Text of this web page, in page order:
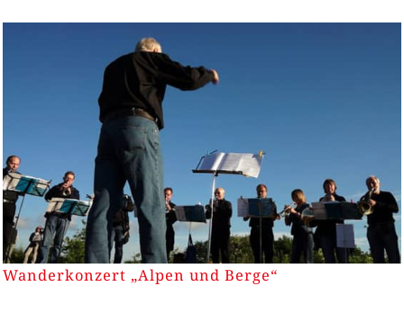
Wanderkonzert „Alpen und Berge“